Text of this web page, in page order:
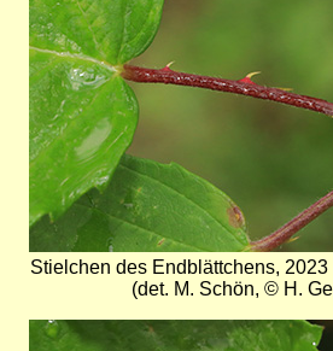
Stielchen des Endblättchens, 2023
(det. M. Schön, © H.
Bild